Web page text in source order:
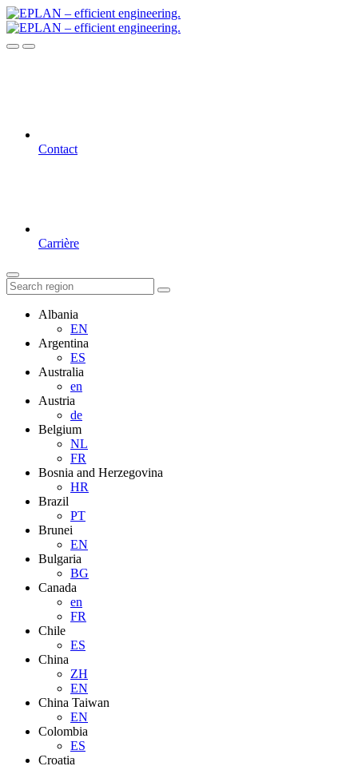
Contact
Carrière
Albania
EN
Argentina
ES
Australia
en
Austria
de
Belgium
NL
FR
Bosnia and Herzegovina
HR
Brazil
PT
Brunei
EN
Bulgaria
BG
Canada
en
FR
Chile
ES
China
ZH
EN
China Taiwan
EN
Colombia
ES
Croatia